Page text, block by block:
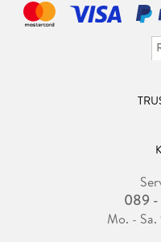
089
Mo. -